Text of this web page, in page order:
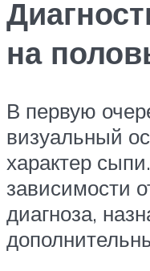
на
В первую
визуальный
характер
зависимости
диагноза,